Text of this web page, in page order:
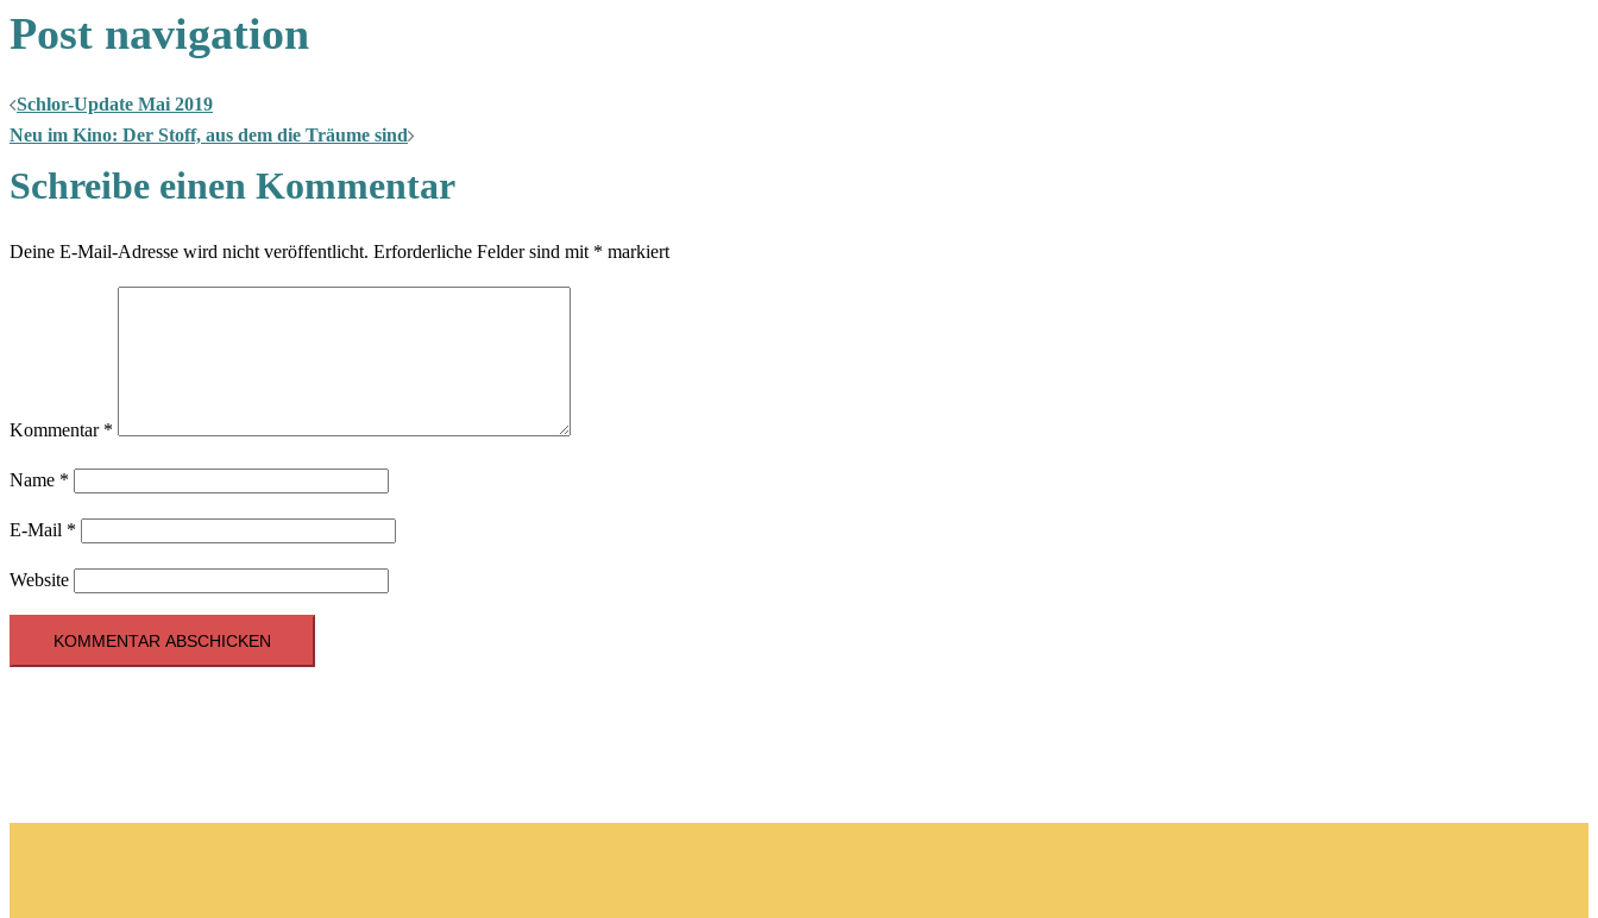
Post navigation
Schlor-Update Mai 2019
Neu im Kino: Der Stoff, aus dem die Träume sind
Schreibe einen Kommentar
Deine E-Mail-Adresse wird nicht veröffentlicht. Erforderliche Felder sind mit * markiert
Kommentar *
Name *
E-Mail *
Website